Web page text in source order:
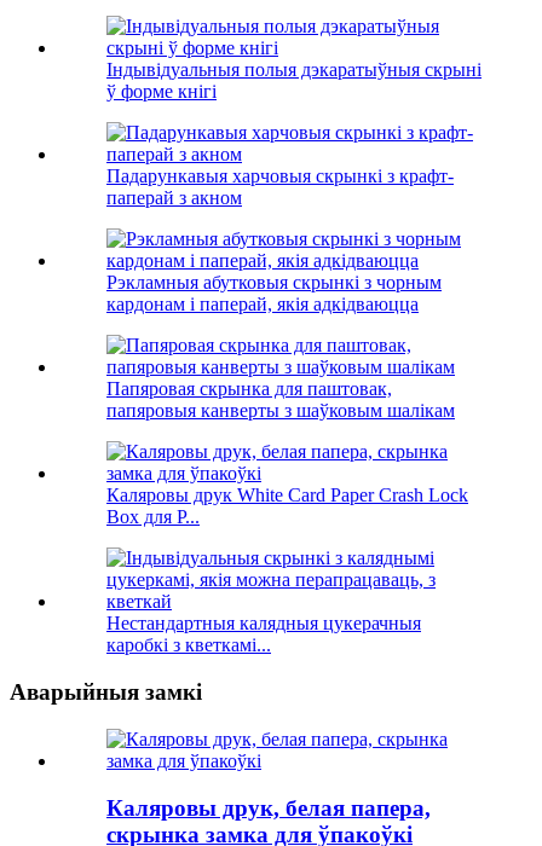
Індывідуальныя полыя дэкаратыўныя скрыні
ў форме кнігі
Падарункавыя харчовыя скрынкі з крафт-
паперай з акном
Рэкламныя абутковыя скрынкі з чорным
кардонам і паперай, якія адкідваюцца
Папяровая скрынка для паштовак,
папяровыя канверты з шаўковым шалікам
Каляровы друк White Card Paper Crash Lock
Box для P...
Нестандартныя калядныя цукерачныя
каробкі з кветкамі...
Аварыйныя замкі
Каляровы друк, белая папера,
скрынка замка для ўпакоўкі